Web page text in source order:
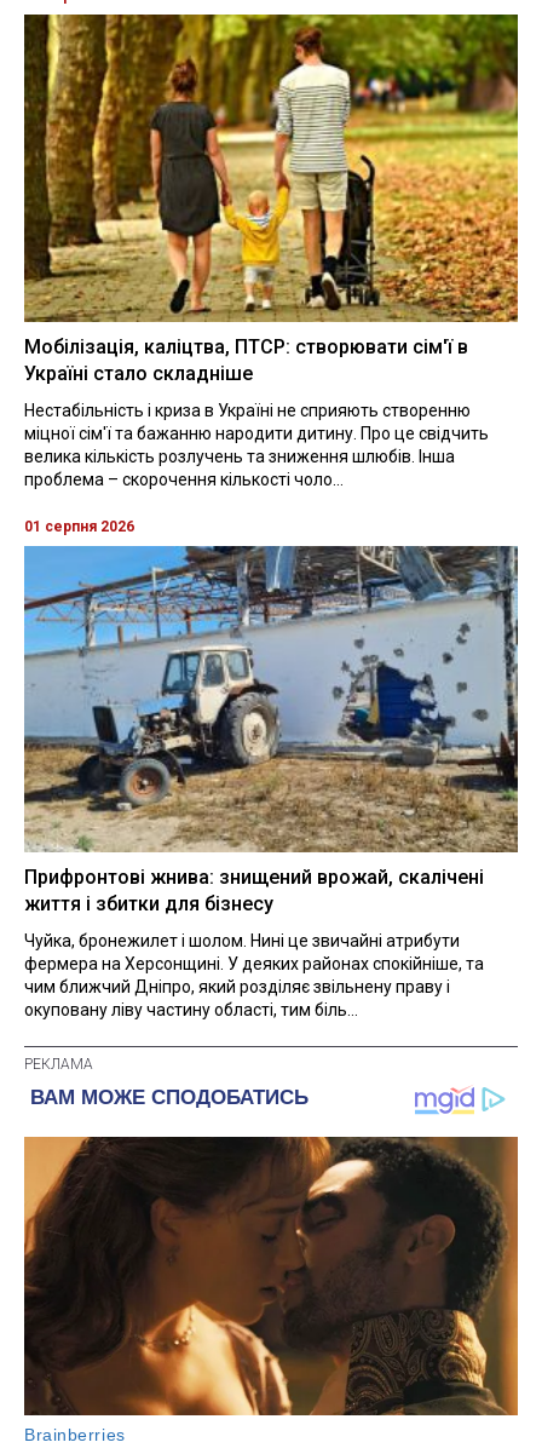
Мобілізація, каліцтва, ПТСР: створювати сім'ї в
Україні стало складніше
Нестабільність і криза в Україні не сприяють створенню
міцної сім'ї та бажанню народити дитину. Про це свідчить
велика кількість розлучень та зниження шлюбів. Інша
проблема – скорочення кількості чоло...
01 серпня 2026
Прифронтові жнива: знищений врожай, скалічені
життя і збитки для бізнесу
Чуйка, бронежилет і шолом. Нині це звичайні атрибути
фермера на Херсонщині. У деяких районах спокійніше, та
чим ближчий Дніпро, який розділяє звільнену праву і
окуповану ліву частину області, тим біль...